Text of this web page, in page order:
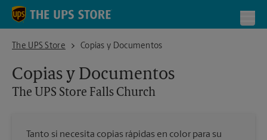
Skip to content
Return to Nav
The UPS Store
The UPS Store Falls ChurchCopias y Documentos
Copias y Documentos
The UPS Store Falls Church
Tanto si necesita copias rápidas en color para su